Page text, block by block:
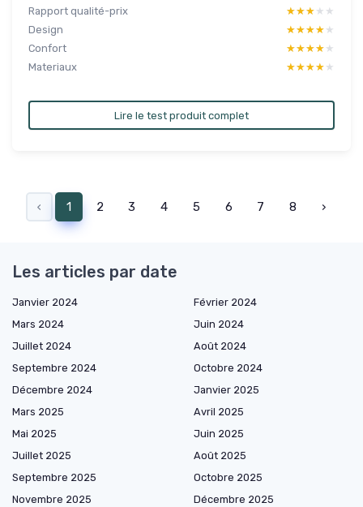
Rapport qualité-prix ★★★★★
★★★★★
Design
★★★★★
★★★★★
Confort
★★★★★
★★★★★
Materiaux
★★★★★
★★★★★
Lire le test produit complet
‹ 1 2 3 4 5 6 7 8 ›
Les articles par date
Janvier 2024
Février 2024
Mars 2024
Juin 2024
Juillet 2024
Août 2024
Septembre 2024
Octobre 2024
Décembre 2024
Janvier 2025
Mars 2025
Avril 2025
Mai 2025
Juin 2025
Juillet 2025
Août 2025
Septembre 2025
Octobre 2025
Novembre 2025
Décembre 2025